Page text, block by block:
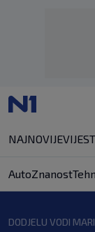
NAJNOVIJE
AutoZnanost
DODJELU VODI